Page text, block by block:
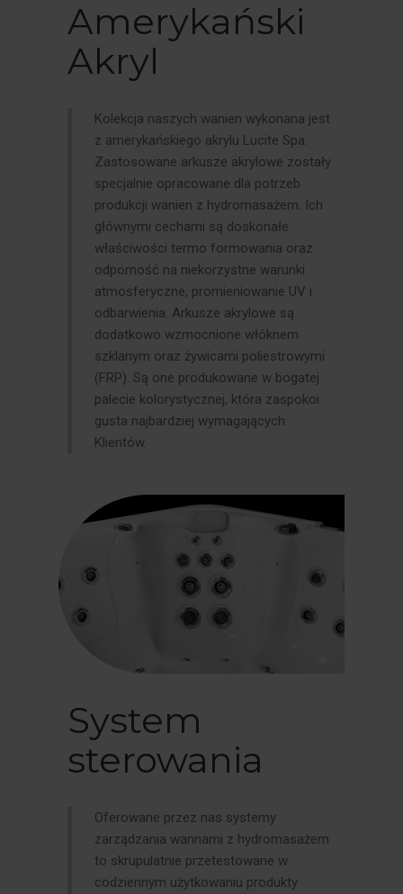
Amerykański
Akryl
Kolekcja naszych wanien wykonana jest
z amerykańskiego akrylu Lucite Spa.
Zastosowane arkusze akrylowe zostały
specjalnie opracowane dla potrzeb
produkcji wanien z hydromasażem. Ich
głównymi cechami są doskonałe
właściwości termo formowania oraz
odporność na niekorzystne warunki
atmosferyczne, promieniowanie UV i
odbarwienia. Arkusze akrylowe są
dodatkowo wzmocnione włóknem
szklanym oraz żywicami poliestrowymi
(FRP). Są one produkowane w bogatej
palecie kolorystycznej, która zaspokoi
gusta najbardziej wymagających
Klientów.
System
sterowania
Oferowane przez nas systemy
zarządzania wannami z hydromasażem
to skrupulatnie przetestowane w
codziennym użytkowaniu produkty